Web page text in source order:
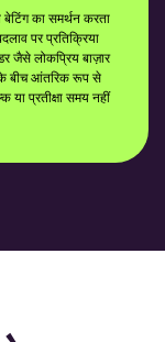
का समर्थन करता
पर प्रतिक्रिया
जैसे लोकप्रिय बाज़ार
के बीच आंतरिक रूप से
प्रतीक्षा समय नहीं